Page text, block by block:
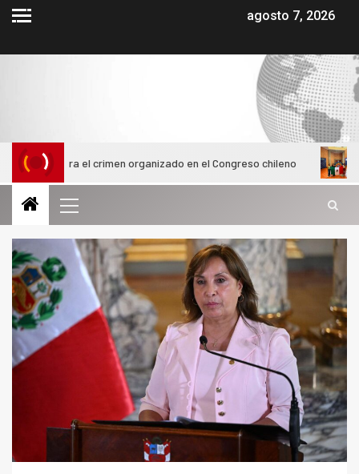
agosto 7, 2026
el crimen organizado en el Congreso chileno